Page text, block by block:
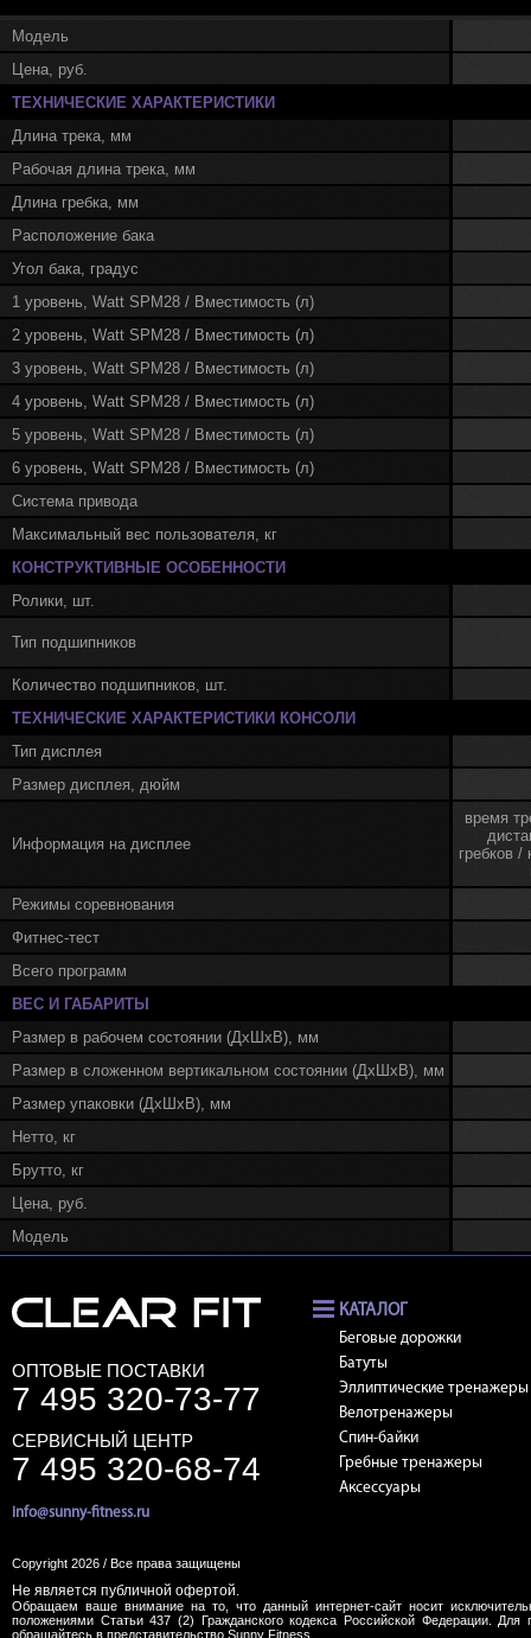
Модель
Цена, руб.
ТЕХНИЧЕСКИЕ ХАРАКТЕРИСТИКИ
Длина трека, мм
Рабочая длина трека, мм
Длина гребка, мм
Расположение бака
Угол бака, градус
1 уровень, Watt SPM28 / Вместимость (л)
2 уровень, Watt SPM28 / Вместимость (л)
3 уровень, Watt SPM28 / Вместимость (л)
4 уровень, Watt SPM28 / Вместимость (л)
5 уровень, Watt SPM28 / Вместимость (л)
6 уровень, Watt SPM28 / Вместимость (л)
Система привода
Максимальный вес пользователя, кг
КОНСТРУКТИВНЫЕ ОСОБЕННОСТИ
Ролики, шт.
Тип подшипников
Количество подшипников, шт.
ТЕХНИЧЕСКИЕ ХАРАКТЕРИСТИКИ КОНСОЛИ
Тип дисплея
Размер дисплея, дюйм
Информация на дисплее
время
гребков
Режимы соревнования
Фитнес-тест
Всего программ
ВЕС И ГАБАРИТЫ
Размер в рабочем состоянии (ДхШхВ), мм
Размер в сложенном вертикальном состоянии (ДхШхВ), мм
Размер упаковки (ДхШхВ), мм
Нетто, кг
Брутто, кг
Цена, руб.
Модель
ОПТОВЫЕ ПОСТАВКИ
7 495 320-73-77
СЕРВИСНЫЙ ЦЕНТР
7 495 320-68-74
info@sunny-fitness.ru
КАТАЛОГ
Беговые дорожки
Батуты
Эллиптические тренажеры
Велотренажеры
Спин-байки
Гребные тренажеры
Аксессуары
Copyright 2026 / Все права защищены
Не является публичной офертой.
Обращаем ваше внимание на то, что данный интернет-сайт носит
положениями Статьи 437 (2) Гражданского кодекса Российской Федерации.
обращайтесь в представительство Sunny Fitness.